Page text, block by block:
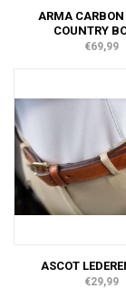
ARMA CARBON
COUNTRY
€69,99
ASCOT
€29,99